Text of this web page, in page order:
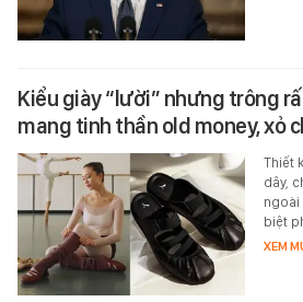
Kiểu giày “lười” nhưng trông
mang tinh thần old money, xỏ
Thiết
dây,
ngoài
biệt
XEM